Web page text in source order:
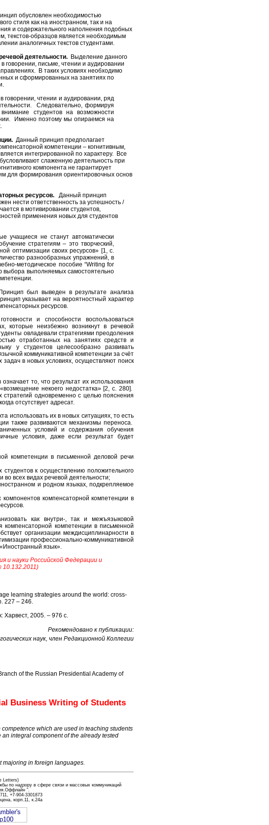
обусловлен необходимостью
стиля как на иностранном, так и на
и содержательного наполнения подобных
текстов-образцов является необходимым
аналогичных текстов студентами.
деятельности. Выделение данного
говорении, письме, чтении и аудировании
В таких условиях необходимо
и сформированных на занятиях по
чтении и аудировании, ряд
Следовательно, формируя
студентов на возможности
Именно поэтому мы опираемся на
Данный принцип предполагает
компетенции – когнитивным,
интегрированной по характеру. Все
слаженную деятельность при
компонента не гарантирует
для формирования ориентировочных основ
ресурсов. Данный принцип
нести ответственность за успешность /
в мотивировании студентов,
применения новых для студентов
учащиеся не станут автоматически
стратегиям – это творческий,
оптимизации своих ресурсов» [1, с.
разнообразных упражнений, в
методическое пособие “Writing for
выбора выполняемых самостоятельно
был выведен в результате анализа
указывает на вероятностный характер
ресурсов.
и способности воспользоваться
которые неизбежно возникнут в речевой
овладевали стратегиями преодоления
отработанных на занятиях средств и
у студентов целесообразно развивать
коммуникативной компетенции за счёт
в новых условиях, осуществляют поиск
то, что результат их использования
некоего недостатка» [2, с. 280].
стратегий одновременно с целью пояснения
отсутствует адресат.
использовать их в новых ситуациях, то есть
также развиваются механизмы переноса.
условий и содержания обучения
условия, даже если результат будет
компетенции в письменной деловой речи
к осуществлению положительного
всех видах речевой деятельности;
и родном языках, подкрепляемое
компенсаторной компетенции в
как внутри-, так и межъязыковой
компетенции в письменной
организации междисциплинарности в
профессионально-коммуникативной
«Иностранный язык».
и науки Российской Федерации и
learning strategies around the world: cross-
227 – 246.
Харвест, 2005. – 976 с.
Рекомендовано к публикации:
наук, член Редакционной Коллегии
of the Russian Presidential Academy of
Business Writing of Students
which are used in teaching students
integral component of the already tested
majoring in foreign languages.
Letters)
по надзору в сфере связи и массовых коммуникаций
".
+7-904-3301873
корп.11, к.24а